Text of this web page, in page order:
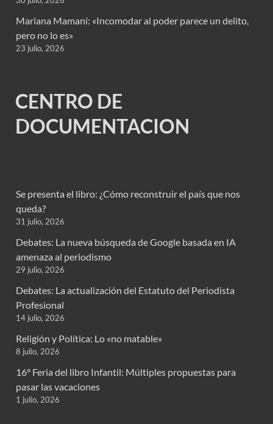
Mariana Mamaní: «Incomodar al poder parece un delito,
pero no lo es»
23 julio, 2026
CENTRO DE
DOCUMENTACION
Se presenta el libro: ¿Cómo reconstruir el país que nos
queda?
31 julio, 2026
Debates: La nueva búsqueda de Google basada en IA
amenaza al periodismo
29 julio, 2026
Debates: La actualización del Estatuto del Periodista
Profesional
14 julio, 2026
Religión y Política: Lo «no matable»
8 julio, 2026
16° Feria del libro Infantil: Múltiples propuestas para
pasar las vacaciones
1 julio, 2026